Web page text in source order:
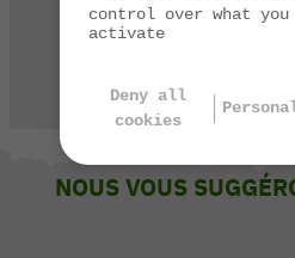
03 84 44
NOUS VOUS
control over what
activate
Deny all
cookies